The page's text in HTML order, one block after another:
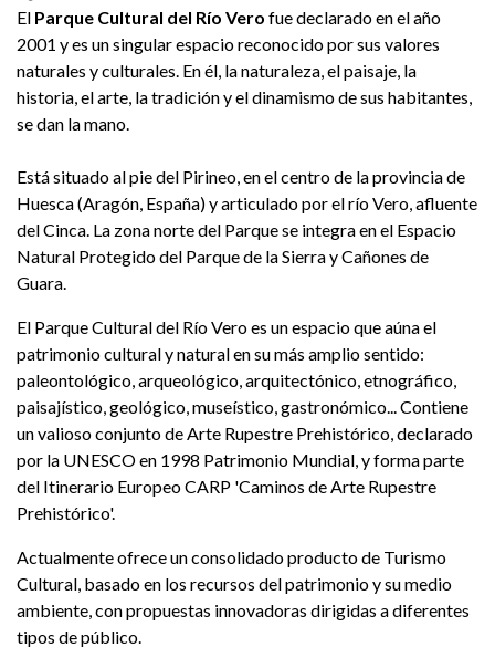
El Parque Cultural del Río Vero fue declarado en el año
2001 y es un singular espacio reconocido por sus valores
naturales y culturales. En él, la naturaleza, el paisaje, la
historia, el arte, la tradición y el dinamismo de sus habitantes,
se dan la mano.
Está situado al pie del Pirineo, en el centro de la provincia de
Huesca (Aragón, España) y articulado por el río Vero, afluente
del Cinca. La zona norte del Parque se integra en el Espacio
Natural Protegido del Parque de la Sierra y Cañones de
Guara.
El Parque Cultural del Río Vero es un espacio que aúna el
patrimonio cultural y natural en su más amplio sentido:
paleontológico, arqueológico, arquitectónico, etnográfico,
paisajístico, geológico, museístico, gastronómico... Contiene
un valioso conjunto de Arte Rupestre Prehistórico, declarado
por la UNESCO en 1998 Patrimonio Mundial, y forma parte
del Itinerario Europeo CARP 'Caminos de Arte Rupestre
Prehistórico'.
Actualmente ofrece un consolidado producto de Turismo
Cultural, basado en los recursos del patrimonio y su medio
ambiente, con propuestas innovadoras dirigidas a diferentes
tipos de público.